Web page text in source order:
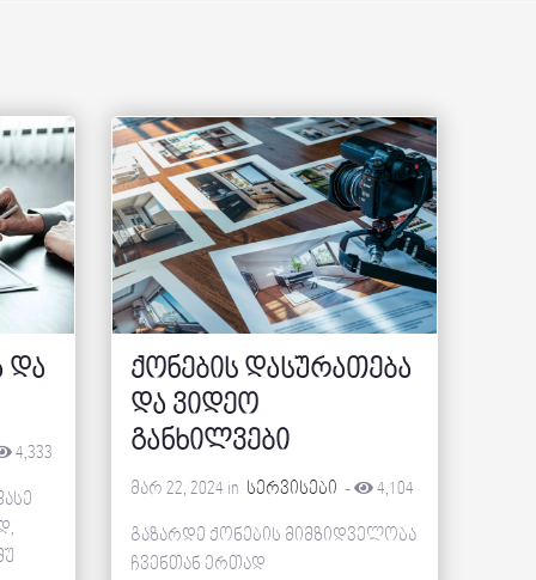
და
4,333
ქონების დასურათება
და ვიდეო
განხილვები
მარ 22, 2024 in სერვისები - 4,104
გაზარდე ქონების მიმზიდველობა
ჩვენთან ერთად